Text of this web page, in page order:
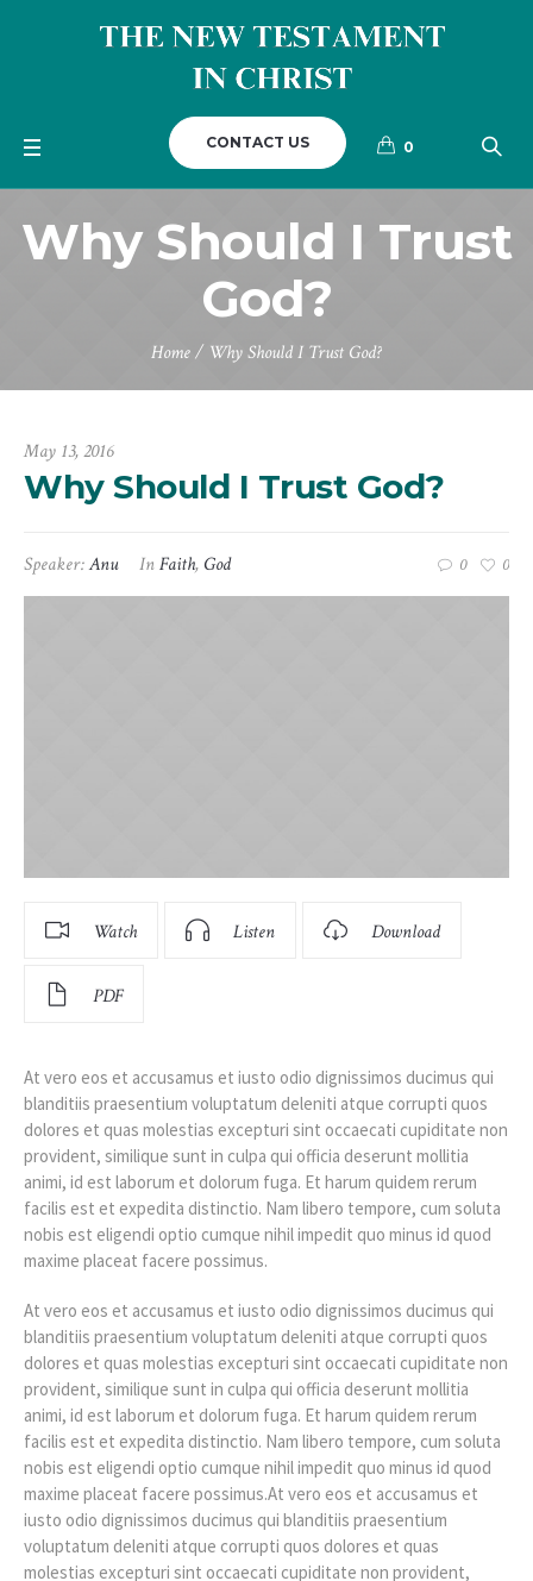
CONTACT US 0
Why Should I Trust
God?
Home/ Why Should I Trust God?
May 13, 2016
Why Should I Trust God?
Speaker:Anu InFaith, God 0 0
Watch Listen Download
PDF
At vero eos et accusamus et iusto odio dignissimos ducimus qui
blanditiis praesentium voluptatum deleniti atque corrupti quos
dolores et quas molestias excepturi sint occaecati cupiditate non
provident, similique sunt in culpa qui officia deserunt mollitia
animi, id est laborum et dolorum fuga. Et harum quidem rerum
facilis est et expedita distinctio. Nam libero tempore, cum soluta
nobis est eligendi optio cumque nihil impedit quo minus id quod
maxime placeat facere possimus.
At vero eos et accusamus et iusto odio dignissimos ducimus qui
blanditiis praesentium voluptatum deleniti atque corrupti quos
dolores et quas molestias excepturi sint occaecati cupiditate non
provident, similique sunt in culpa qui officia deserunt mollitia
animi, id est laborum et dolorum fuga. Et harum quidem rerum
facilis est et expedita distinctio. Nam libero tempore, cum soluta
nobis est eligendi optio cumque nihil impedit quo minus id quod
maxime placeat facere possimus.At vero eos et accusamus et
iusto odio dignissimos ducimus qui blanditiis praesentium
voluptatum deleniti atque corrupti quos dolores et quas
molestias excepturi sint occaecati cupiditate non provident,